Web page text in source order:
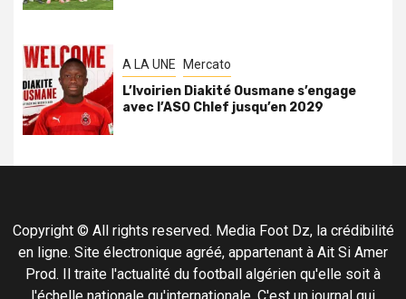
A LA UNE Mercato
L’Ivoirien Diakité Ousmane s’engage
avec l’ASO Chlef jusqu’en 2029
Copyright © All rights reserved. Media Foot Dz, la crédibilité
en ligne. Site électronique agréé, appartenant à Ait Si Amer
Prod. Il traite l'actualité du football algérien qu'elle soit à